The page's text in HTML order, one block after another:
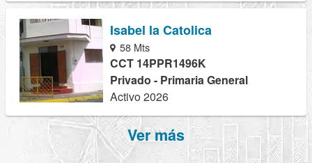
Isabel la Catolica
58 Mts
CCT 14PPR1496K
Privado - Primaria General
Activo 2026
Ver más